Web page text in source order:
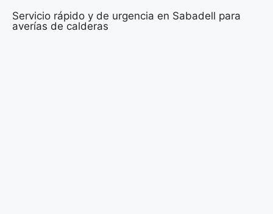
Servicio rápido y de urgencia en Sabadell para
averías de calderas